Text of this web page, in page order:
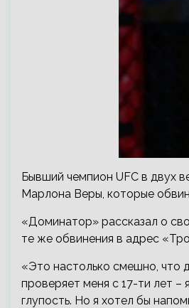
Бывший чемпион UFC в двух
Марлона Веры, которые
«Доминатор» рассказал о
те же обвинения в адрес
«Это настолько смешно, что
проверяет меня с 17-ти лет
глупость. Но я хотел бы